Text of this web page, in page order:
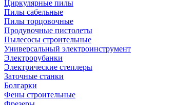
Циркулярные пилы
Пилы сабельные
Пилы торцовочные
Продувочные пистолеты
Пылесосы строительные
Универсальный электроинструмент
Электрорубанки
Электрические степлеры
Заточные станки
Болгарки
Фены строительные